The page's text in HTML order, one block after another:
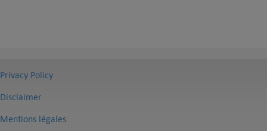
Privacy Policy
Disclaimer
Mentions légales